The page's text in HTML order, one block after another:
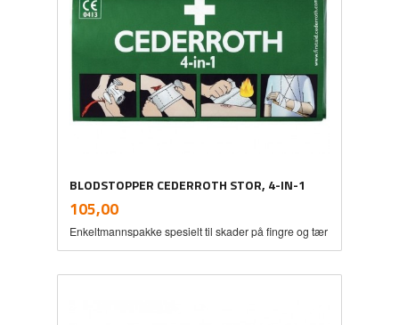
BLODSTOPPER CEDERROTH STOR, 4-IN-1
Pris
105,00mva.
Enkeltmannspakke spesielt til skader på fingre og tær